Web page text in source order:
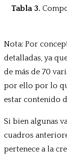
Tabla 3.
Nota: Por
detalladas, ya
de más de 70
por ello por lo
estar contenido
Si bien algunas
cuadros
pertenece a la